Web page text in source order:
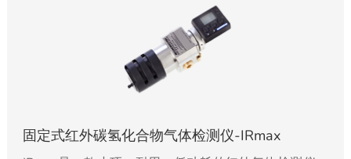
固定式红外碳氢化合物气体检测仪-IRmax